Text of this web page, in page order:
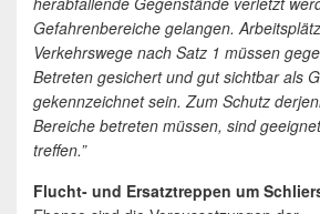
Gefahrenbereiche gelangen.
Verkehrswege nach Satz 1 müssen
Betreten gesichert und gut sichtbar als
gekennzeichnet sein. Zum Schutz
Bereiche betreten müssen, sind
treffen.”
Flucht- und Ersatztreppen um